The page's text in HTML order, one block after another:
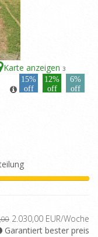
Karte anzeigen 3
15%
off
12%
off
6%
off
2.030,00 EUR/Woche
Garantiert bester preis